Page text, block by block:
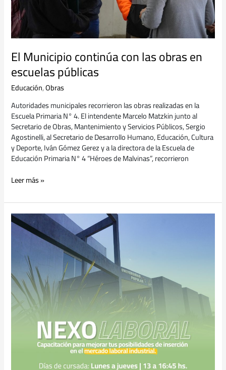
El Municipio continúa con las obras en
escuelas públicas
Educación,Obras
Autoridades municipales recorrieron las obras realizadas en la
Escuela Primaria N° 4. El intendente Marcelo Matzkin junto al
Secretario de Obras, Mantenimiento y Servicios Públicos, Sergio
Agostinelli, al Secretario de Desarrollo Humano, Educación, Cultura
y Deporte, Iván Gómez Gerez y a la directora de la Escuela de
Educación Primaria N° 4 “Héroes de Malvinas”, recorrieron
Leer más »
Inscripciones
abiertas
Laboral